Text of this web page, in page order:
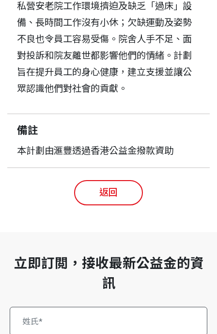
私營安老院工作環境擠迫及缺乏「過床」設
備、長時間工作沒有小休；欠缺運動及姿勢
不良也令員工容易受傷。院舍人手不足、面
對投訴和院友離世都影響他們的情緒。計劃
旨在提升員工的身心健康，建立支援並讓公
眾認識他們對社會的貢獻。
備註
本計劃由滙豐透過香港公益金撥款資助
返回
立即訂閲，接收最新公益金的資
訊